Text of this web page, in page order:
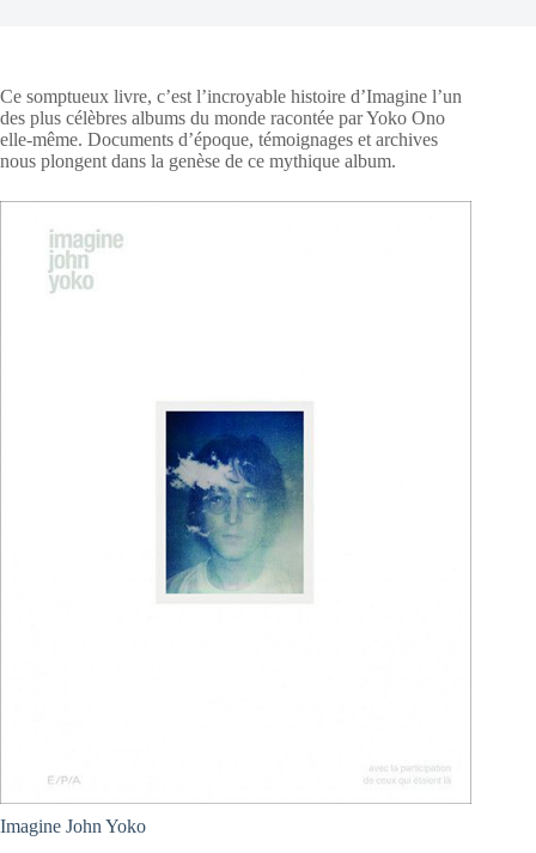
Ce somptueux livre, c’est l’incroyable histoire d’Imagine l’un
des plus célèbres albums du monde racontée par Yoko Ono
elle-même. Documents d’époque, témoignages et archives
nous plongent dans la genèse de ce mythique album.
Imagine John Yoko